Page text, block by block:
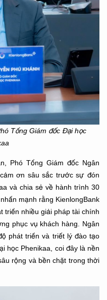
Tổng Giám đốc Đại học
Phó Tổng Giám đốc Ngân
ơn sâu sắc trước sự đón
và chia sẻ về hành trình 30
mạnh rằng KienlongBank
triển nhiều giải pháp tài chính
phục vụ khách hàng. Ngân
phát triển và triết lý đào tạo
học Phenikaa, coi đây là nền
rộng và bền chặt trong thời